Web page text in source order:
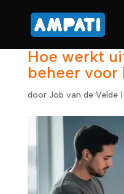
Hoe werkt
beheer voor
door Job van de Velde|